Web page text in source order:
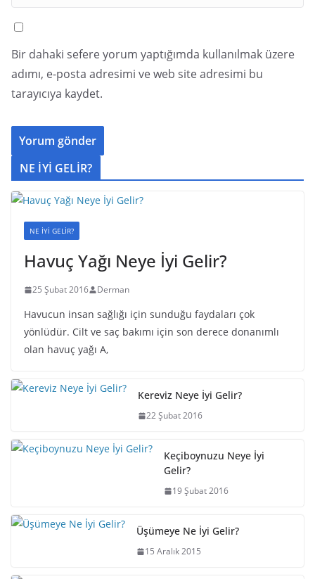
Bir dahaki sefere yorum yaptığımda kullanılmak üzere
adımı, e-posta adresimi ve web site adresimi bu
tarayıcıya kaydet.
NE İYİ GELİR?
NE İYİ GELİR?
Havuç Yağı Neye İyi Gelir?
25 Şubat 2016 Derman
Havucun insan sağlığı için sunduğu faydaları çok
yönlüdür. Cilt ve saç bakımı için son derece donanımlı
olan havuç yağı A,
Kereviz Neye İyi Gelir?
22 Şubat 2016
Keçiboynuzu Neye İyi
Gelir?
19 Şubat 2016
Üşümeye Ne İyi Gelir?
15 Aralık 2015